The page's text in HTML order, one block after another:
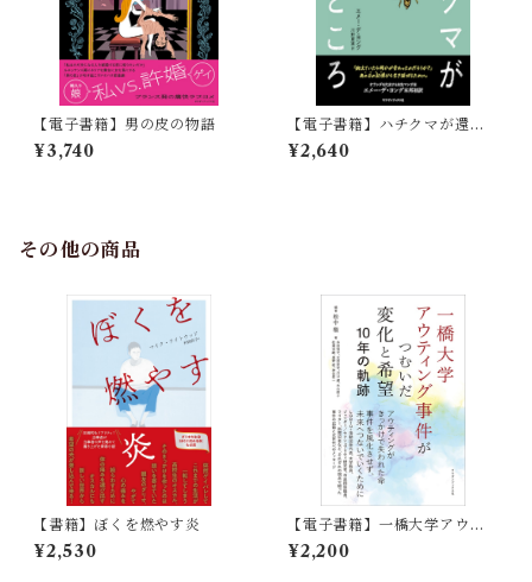
【電子書籍】男の皮の物語
¥3,740
【電子書籍】ハチクマが還る
ところ
¥2,640
その他の商品
【書籍】ぼくを燃やす炎
¥2,530
【電子書籍】一橋大学アウテ
ィング事件がつむいだ変化と
希望 一〇年の軌跡
¥2,200